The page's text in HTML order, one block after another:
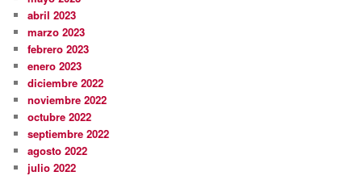
abril 2023
marzo 2023
febrero 2023
enero 2023
diciembre 2022
noviembre 2022
octubre 2022
septiembre 2022
agosto 2022
julio 2022